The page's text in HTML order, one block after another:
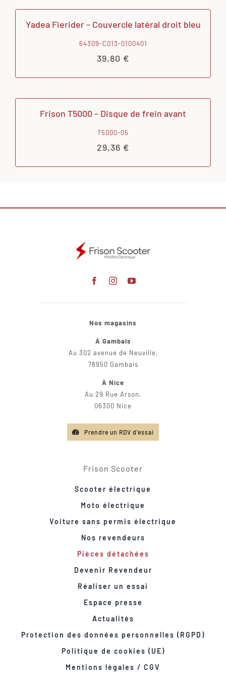
Yadea Fierider – Couvercle latéral droit bleu
64309-C013-0100401
39,80 €
Frison T5000 – Disque de frein avant
T5000-05
29,36 €
Nos magasins
À Gambais
Au 302 avenue de Neuville,
78950 Gambais
À Nice
Au 29 Rue Arson,
06300 Nice
Prendre un RDV d'essai
Frison Scooter
Scooter électrique
Moto électrique
Voiture sans permis électrique
Nos revendeurs
Pièces détachées
Devenir Revendeur
Réaliser un essai
Espace presse
Actualités
Protection des données personnelles (RGPD)
Politique de cookies (UE)
Mentions légales / CGV